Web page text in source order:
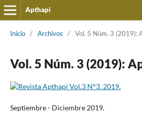
Apthapi
Inicio / Archivos / Vol. 5 Núm. 3 (2019):
Vol. 5 Núm. 3 (2019):
Septiembre - Diciembre 2019.